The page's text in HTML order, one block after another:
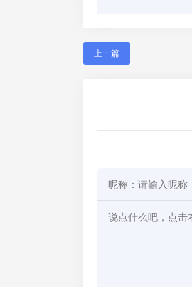
上一篇